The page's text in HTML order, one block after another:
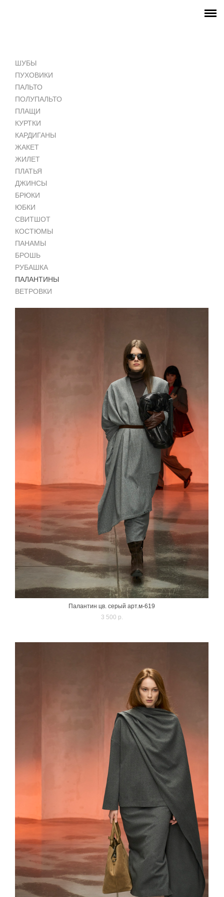
INSTAGRAM
ШУБЫ
ПУХОВИКИ
ПАЛЬТО
ПОЛУПАЛЬТО
ПЛАЩИ
КУРТКИ
КАРДИГАНЫ
ЖАКЕТ
ЖИЛЕТ
ПЛАТЬЯ
ДЖИНСЫ
БРЮКИ
ЮБКИ
СВИТШОТ
КОСТЮМЫ
ПАНАМЫ
БРОШЬ
РУБАШКА
ПАЛАНТИНЫ
ВЕТРОВКИ
Палантин цв. серый арт.м-619
3 500 p.